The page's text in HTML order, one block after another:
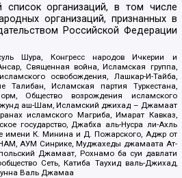
организаций, в том числе
организаций, признанных в
Российской Федерации
Шура, Конгресс народов Ичкерии и
Священная война, Исламская группа,
освобождения, Лашкар-И-Тайба,
Талибан, Исламская партия Туркестана,
Общество возрождения исламского
аш-Шам, Исламский джихад – Джамаат
исламского Магриба, Имарат Кавказ,
государство, Джабха аль-Нусра ли-Ахль
имени К. Минина и Д. Пожарского, Аджр от
АУМ Синрике, Муджахеды джамаата Ат-
Джамаат, Рохнамо ба суи давлати
Сеть, Катиба Таухид валь-Джихад,
Валь Джамаа